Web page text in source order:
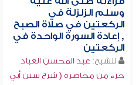
وسلم الزلزلة في
الركعتين في صلاة الصبح
, إعادة السورة الواحدة في
الركعتين
للشيخ: عبد المحسن العباد
جزء من محاضرة ( شرح سنن أبي